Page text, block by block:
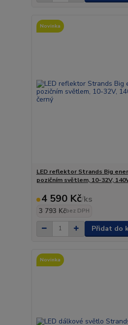
Novinka
LED reflektor Strands Big
pozičním světlem, 10-32V,
4 590 Kč/ks
3 793 Kčbez DPH
Přidat do
Novinka